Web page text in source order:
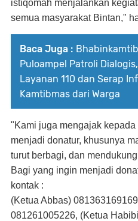
istiqomah menjalankan
semua masyarakat Bintan,"
Baca Juga :
Puloampel Patroli
Layanan 110 dan Serap
Kamtibmas dari Warga
"Kami juga mengajak
menjadi donatur, khusunya
turut berbagi, dan
Bagi yang ingin menjadi
kontak :
(Ketua Abbas)
081261005226, (Ketua